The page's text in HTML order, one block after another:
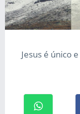
Jesus é único